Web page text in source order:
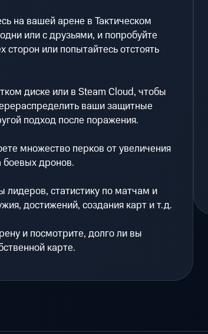
на вашей арене в Тактическом
или с друзьями, и попробуйте
сторон или попытайтесь отстоять
диске или в Steam Cloud, чтобы
ваши защитные
подход после поражения.
множество перков от увеличения
боевых дронов.
статистику по матчам и
достижений, создания карт и т.д.
и посмотрите, долго ли вы
карте.